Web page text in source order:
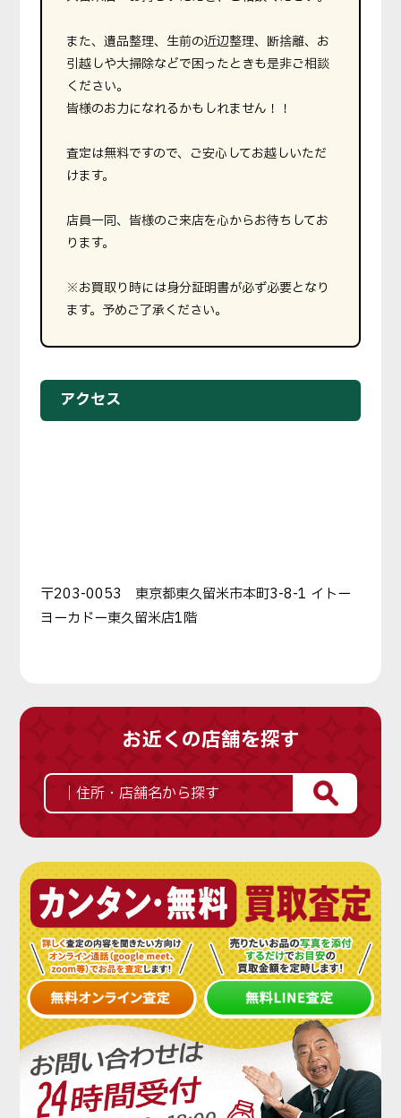
また、遺品整理、生前の近辺整理、断捨離、お
引越しや大掃除などで困ったときも是非ご相談
ください。
皆様のお力になれるかもしれません！！
査定は無料ですので、ご安心してお越しいただ
けます。
店員一同、皆様のご来店を心からお待ちしてお
ります。
※お買取り時には身分証明書が必ず必要となり
ます。予めご了承ください。
アクセス
〒203-0053 東京都東久留米市本町3-8-1 イトー
ヨーカドー東久留米店1階
お近くの店舗を探す